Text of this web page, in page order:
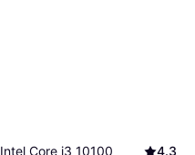
Intel Core i3 10100
4.3